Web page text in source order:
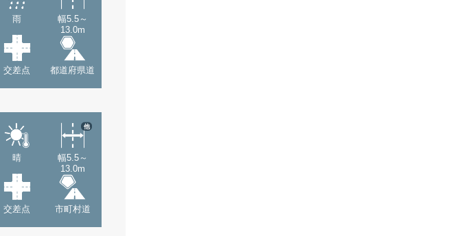
雨
幅5.5～
13.0m
交差点 都道府県道
晴
幅5.5～
13.0m
他
交差点 市町村道